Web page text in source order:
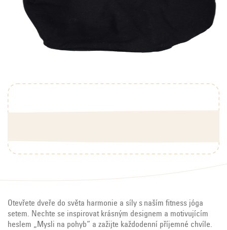
Otevřete dveře do světa harmonie a sí ly s naším fitness jóga
setem. Nechte se inspirovat krásným designem a motivujícím
heslem „Mysli na pohyb“ a zažijte každodenní příjemné chvíle.